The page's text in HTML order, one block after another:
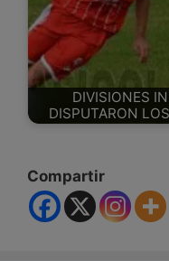
DIVISIONES
DISPUTARON
Compartir